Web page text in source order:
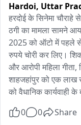
Hardoi, Uttar
हरदोई के सिनेमा चौराहे
ठगी का मामला सामने
2025 को ऑटो में पहले
रुपये चोरी कर लिए।
और आरोपी महिला गीता,
शाहजहांपुर को एक लाख
को वैधानिक कार्यवाही
0
0 Share